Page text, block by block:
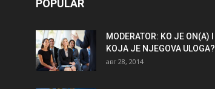
POPULAR
MODERATOR: KO JE ON(A) I
KOJA JE NJEGOVA ULOGA?
авг 28, 2014